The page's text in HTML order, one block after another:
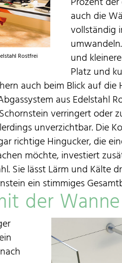
Rostfrei
auch die
vollständig
und
Platz und
auch beim Blick auf
aus Edelstahl
verringert oder
unverzichtbar. Die
richtige Hingucker, die
möchte, investiert
Sie lässt Lärm und Kälte
ein stimmiges
der Wanne